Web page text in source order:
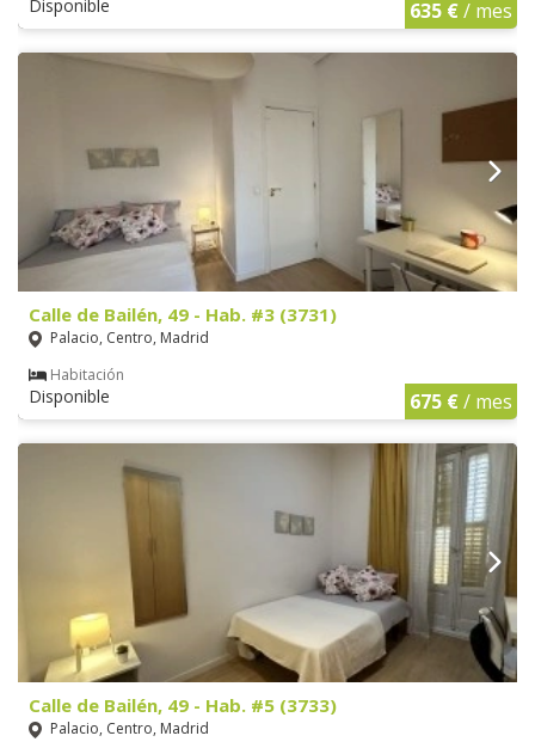
Disponible 635 €/ mes
Calle de Bailén, 49 - Hab. #3 (3731)
Palacio, Centro, Madrid
Habitación
Disponible 675 €/ mes
Calle de Bailén, 49 - Hab. #5 (3733)
Palacio, Centro, Madrid